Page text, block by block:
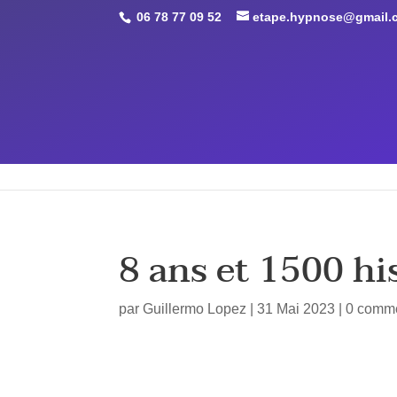
Retrouvez Guillermo LOPEZ - Etape Hypnose sur Resalib :
06 78 77 09 52
8 ans et 1500
parGuillermo Lopez |31 Mai 2023 |0